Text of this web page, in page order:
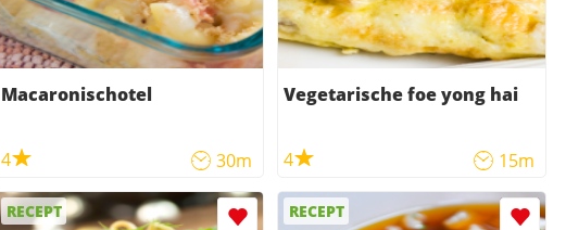
Macaronischotel
4 30m
Vegetarische foe yong hai
4 15m
RECEPT RECEPT